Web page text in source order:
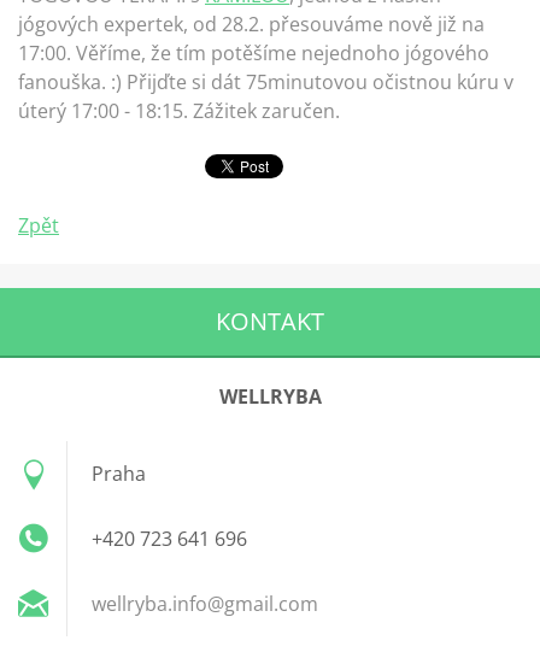
jógových expertek, od 28.2. přesouváme nově již na
17:00. Věříme, že tím potěšíme nejednoho jógového
fanouška. :) Přijďte si dát 75minutovou očistnou kúru v
úterý 17:00 - 18:15. Zážitek zaručen.
Zpět
KONTAKT
WELLRYBA
Praha
+420 723 641 696
wellryba.info@gmail.com